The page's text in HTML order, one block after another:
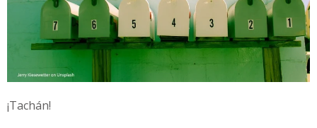
¡Tachán!